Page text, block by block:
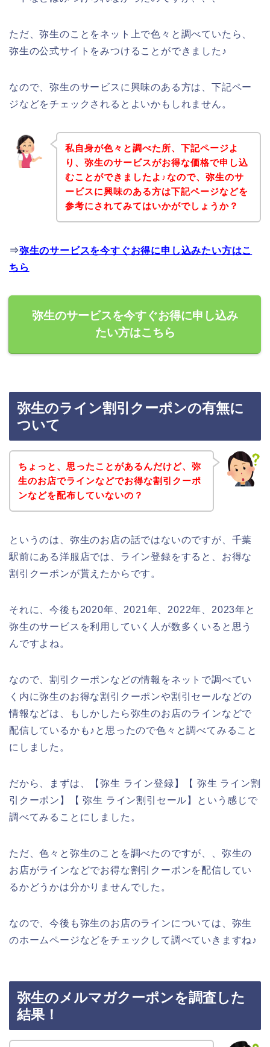
ただ、弥生のことをネット上で色々と調べていたら、
弥生の公式サイトをみつけることができました♪
なので、弥生のサービスに興味のある方は、下記ペー
ジなどをチェックされるとよいかもしれません。
私自身が色々と調べた所、下記ページよ
り、弥生のサービスがお得な価格で申し込
むことができましたよ♪なので、弥生のサ
ービスに興味のある方は下記ページなどを
参考にされてみてはいかがでしょうか？
⇒弥生のサービスを今すぐお得に申し込みたい方はこ
ちら
弥生のサービスを今すぐお得に申し込み
たい方はこちら
弥生のライン割引クーポンの有無に
ついて
ちょっと、思ったことがあるんだけど、弥
生のお店でラインなどでお得な割引クーポ
ンなどを配布していないの？
というのは、弥生のお店の話ではないのですが、千葉
駅前にある洋服店では、ライン登録をすると、お得な
割引クーポンが貰えたからです。
それに、今後も2020年、2021年、2022年、2023年と
弥生のサービスを利用していく人が数多くいると思う
んですよね。
なので、割引クーポンなどの情報をネットで調べてい
く内に弥生のお得な割引クーポンや割引セールなどの
情報などは、もしかしたら弥生のお店のラインなどで
配信しているかも♪と思ったので色々と調べてみること
にしました。
だから、まずは、【弥生 ライン登録】【 弥生 ライン割
引クーポン】【 弥生 ライン割引セール】という感じで
調べてみることにしました。
ただ、色々と弥生のことを調べたのですが、、弥生の
お店がラインなどでお得な割引クーポンを配信してい
るかどうかは分かりませんでした。
なので、今後も弥生のお店のラインについては、弥生
のホームページなどをチェックして調べていきますね♪
弥生のメルマガクーポンを調査した
結果！